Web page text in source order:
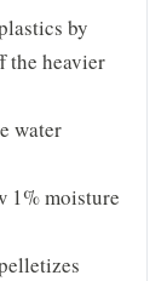
by
the heavier
water
moisture